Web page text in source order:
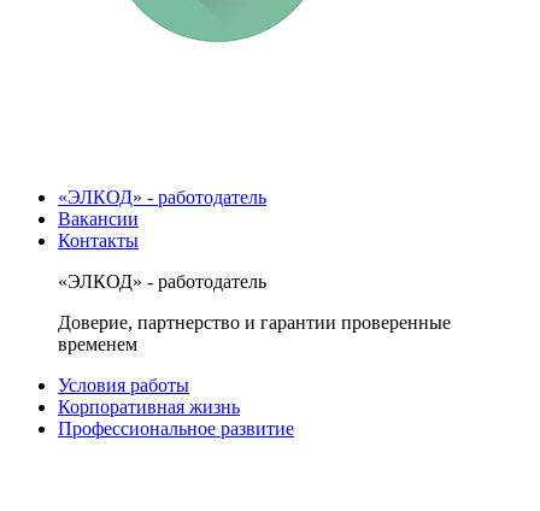
«ЭЛКОД» - работодатель
Вакансии
Контакты
«ЭЛКОД» - работодатель
Доверие, партнерство и гарантии проверенные
временем
Условия работы
Корпоративная жизнь
Профессиональное развитие